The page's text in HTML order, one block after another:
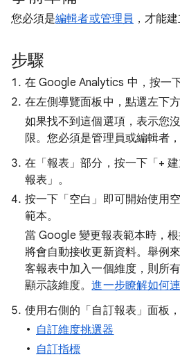
您必須是編輯者或管理員 ，才能
步驟
在 Google Analytics 中，按一
在左側導覽面板中，點選左下
如果找不到這個選項，表示您
限。您必須是管理員或編輯者
在「報表」部分，按一下「+
報表」。
按一下「空白」即可開始使用
範本。
當 Google 變更報表範本時，
將會自動接收更新資料。舉例
客報表中加入一個維度，則所
顯示該維度。進一步瞭解如何
使用右側的「自訂報表」面板
自訂維度挑選器
自訂指標